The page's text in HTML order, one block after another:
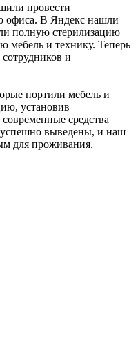
провести
офиса. В Яндекс нашли
полную стерилизацию
мебель и технику. Теперь
и
портили мебель и
установив
средства
выведены, и наш
для проживания.